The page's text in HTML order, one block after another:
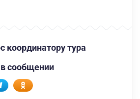
координатору тура
сообщении